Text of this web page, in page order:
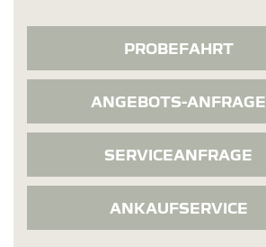
PROBEFAHRT
ANGEBOTS-ANFRAGE
SERVICEANFRAGE
ANKAUFSERVICE